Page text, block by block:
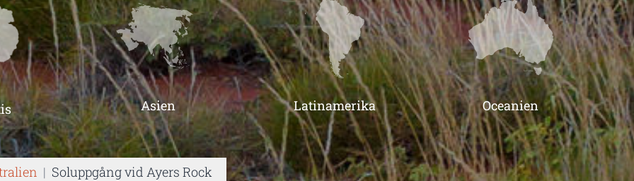
Asien Latinamerika Oceanien
| Soluppgång vid Ayers Rock